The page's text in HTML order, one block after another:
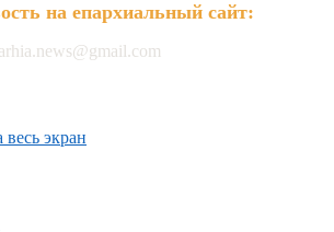
на епархиальный сайт: